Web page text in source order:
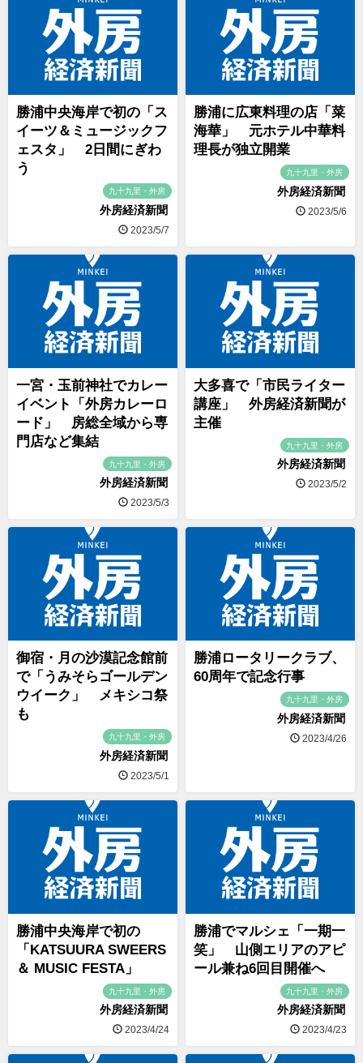
勝浦中央海岸で初の「ス
イーツ＆ミュージックフ
ェスタ」 2日間にぎわ
う
九十九里・外房
外房経済新聞
2023/5/7
勝浦に広東料理の店「菜
海華」 元ホテル中華料
理長が独立開業
九十九里・外房
外房経済新聞
2023/5/6
一宮・玉前神社でカレー
イベント「外房カレーロ
ード」 房総全域から専
門店など集結
九十九里・外房
外房経済新聞
2023/5/3
大多喜で「市民ライター
講座」 外房経済新聞が
主催
九十九里・外房
外房経済新聞
2023/5/2
御宿・月の沙漠記念館前
で「うみそらゴールデン
ウイーク」 メキシコ祭
も
九十九里・外房
外房経済新聞
2023/5/1
勝浦ロータリークラブ、
60周年で記念行事
九十九里・外房
外房経済新聞
2023/4/26
勝浦中央海岸で初の
「KATSUURA SWEERS
＆ MUSIC FESTA」
九十九里・外房
外房経済新聞
2023/4/24
勝浦でマルシェ「一期一
笑」 山側エリアのアピ
ール兼ね6回目開催へ
九十九里・外房
外房経済新聞
2023/4/23